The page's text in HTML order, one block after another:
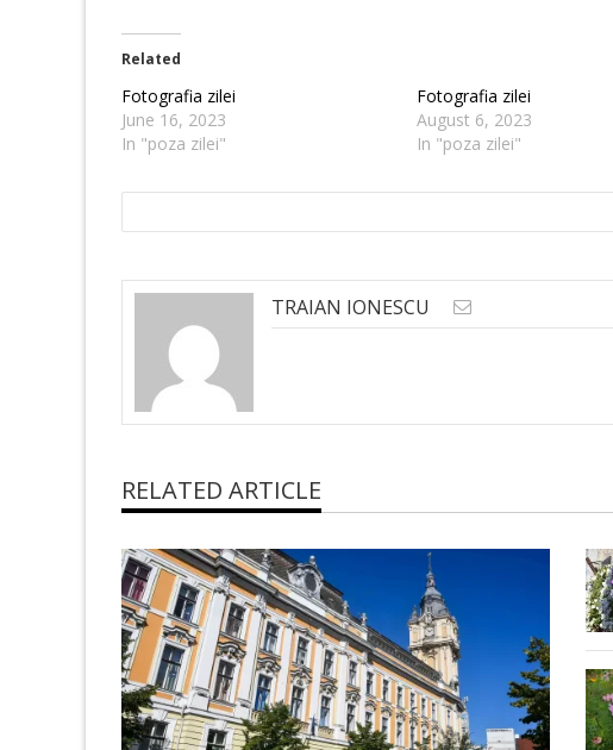
Related
Fotografia zilei
June 16, 2023
In "poza zilei"
Fotografia zilei
August 6, 2023
In "poza zilei"
TRAIAN IONESCU
RELATED ARTICLE